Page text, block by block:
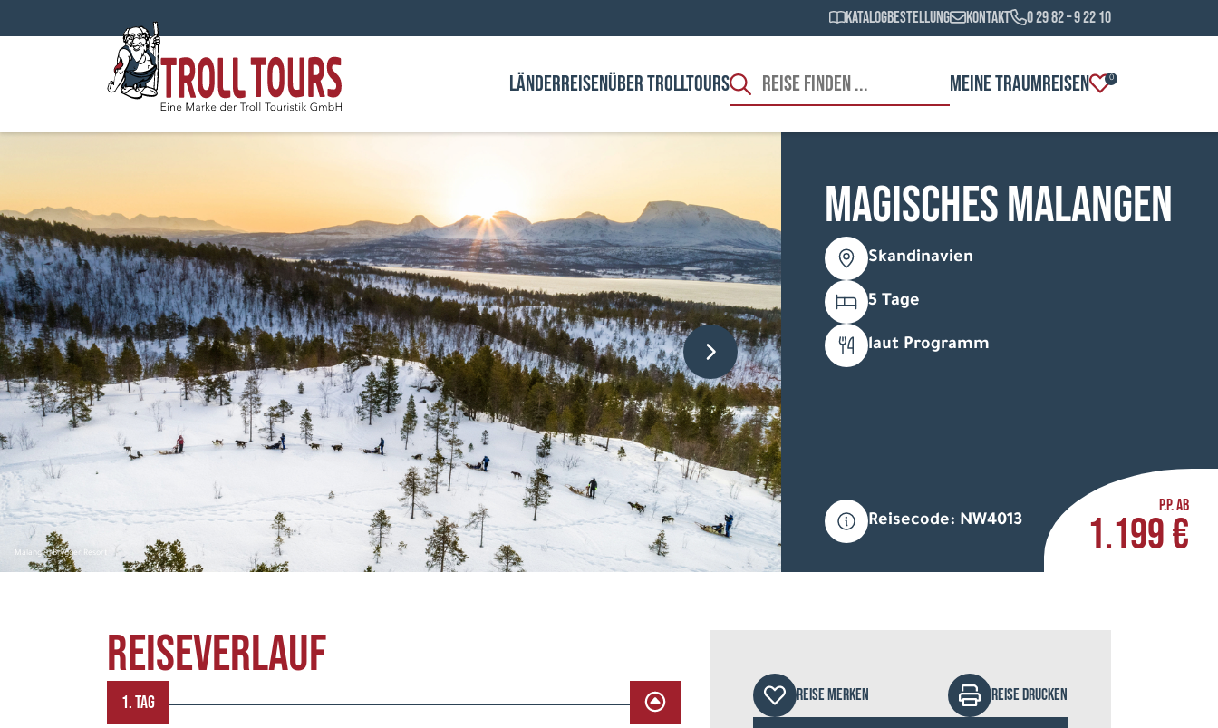
Katalogbestellung Kontakt 0 29 82 – 9 22 10
LÄNDERREISENÜBER TROLLTOURS MEINE TRAUMREISEN 0
Malangen Brygger Resort
Magisches Malangen
Skandinavien
5 Tage
laut Programm
Reisecode: NW4013
P.P. AB
1.199 €
REISEVERLAUF
1. TAG REISE MERKEN REISE DRUCKEN